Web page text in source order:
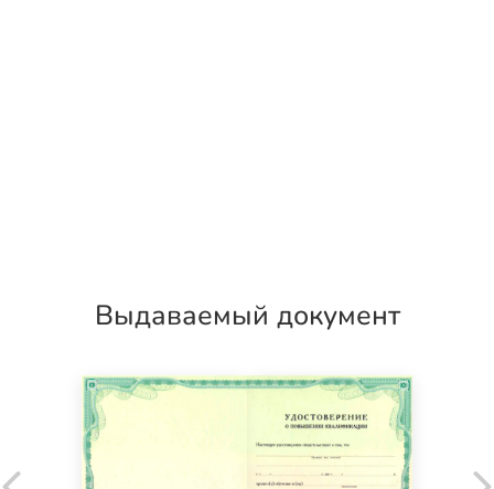
Выдаваемый документ